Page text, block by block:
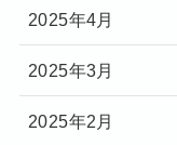
2025年4月
2025年3月
2025年2月